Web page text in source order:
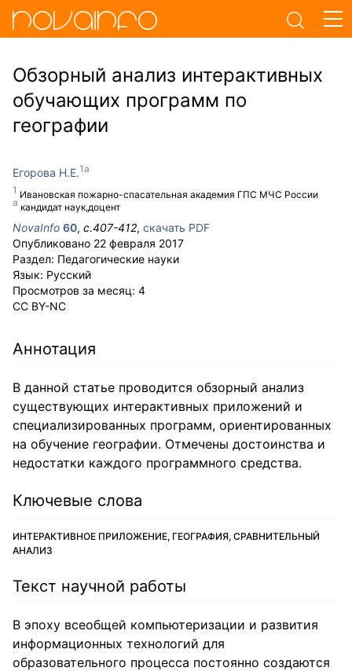
Обзорный анализ интерактивных
обучающих программ по
географии
Егорова Н.Е.
Ивановская пожарно-спасательная академия ГПС МЧС России
кандидат наук,доцент
NovaInfo 60, с.407-412, скачать PDF
Опубликовано 22 февраля 2017
Раздел: Педагогические науки
Язык: Русский
Просмотров за месяц: 4
CC BY-NC
Аннотация
В данной статье проводится обзорный анализ
существующих интерактивных приложений и
специализированных программ, ориентированных
на обучение географии. Отмечены достоинства и
недостатки каждого программного средства.
Ключевые слова
ИНТЕРАКТИВНОЕ ПРИЛОЖЕНИЕ, ГЕОГРАФИЯ, СРАВНИТЕЛЬНЫЙ
АНАЛИЗ
Текст научной работы
В эпоху всеобщей компьютеризации и развития
информационных технологий для
образовательного процесса постоянно создаются